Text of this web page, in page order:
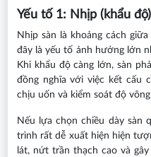
Yếu tố 1: Nhịp (khẩu
Nhịp sàn là khoảng cách
đây là yếu tố ảnh hưởng lớn
Khi khẩu độ càng lớn, sàn
đồng nghĩa với việc kết cấu
chịu uốn và kiểm soát độ
Nếu lựa chọn chiều dày sàn
trình rất dễ xuất hiện hiện
lát, nứt trần thạch cao và